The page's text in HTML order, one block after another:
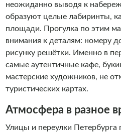
неожиданно выводя к
образуют целые лабиринты,
площади. Прогулка по этим
внимания к деталям: номеру
рисунку решётки. Именно в
самые аутентичные кафе,
мастерские художников, не
туристических картах.
Атмосфера в разное
Улицы и переулки Петербурга